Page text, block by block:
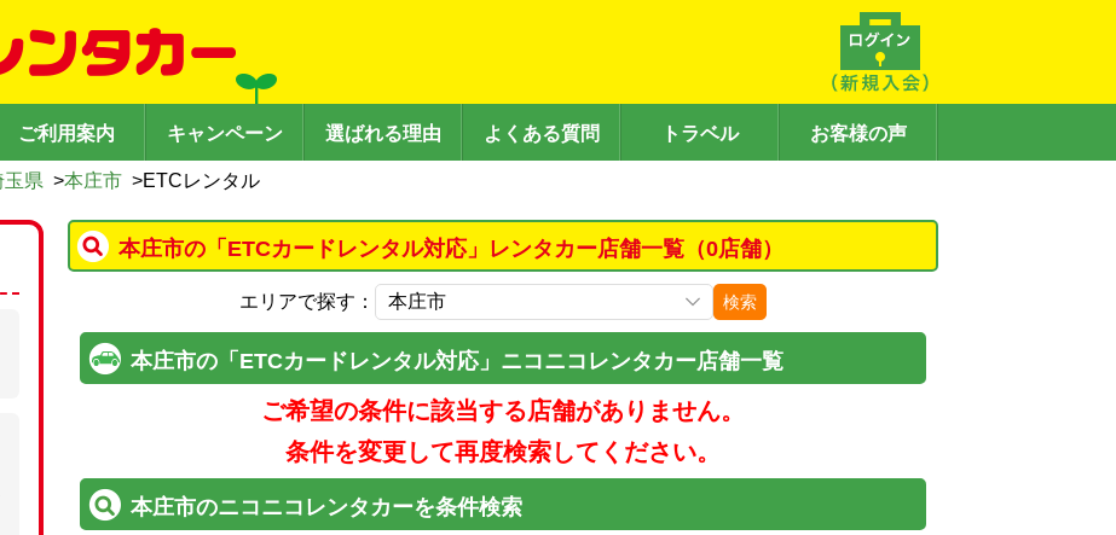
ご利用案内 キャンペーン 選ばれる理由 よくある質問 トラベル お客様の声
玉県 >本庄市 >ETCレンタル
本庄市の「ETCカードレンタル対応」レンタカー店舗一覧（0店舗）
エリアで探す： 検索
本庄市の「ETCカードレンタル対応」ニコニコレンタカー店舗一覧
ご希望の条件に該当する店舗がありません。
条件を変更して再度検索してください。
本庄市のニコニコレンタカーを条件検索